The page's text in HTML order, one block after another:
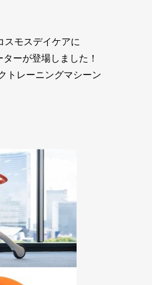
スモスデイケアに
ーが登場しました！
トレーニングマシーン